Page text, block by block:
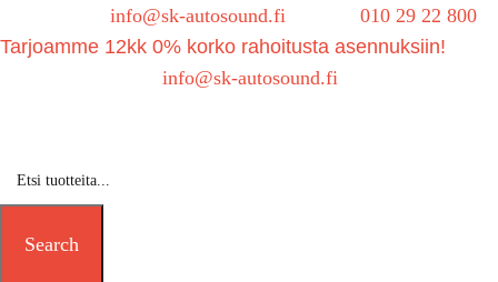
info@sk-autosound.fi
010 29 22 800
Tarjoamme 12kk 0% korko rahoitusta asennuksiin!
info@sk-autosound.fi
Search